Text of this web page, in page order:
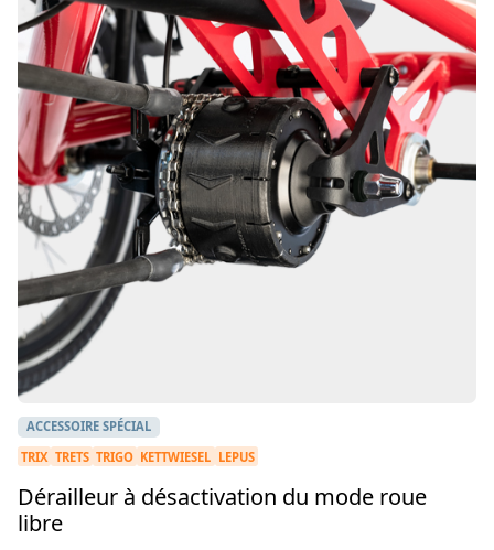
ACCESSOIRE SPÉCIAL
TRIX TRETS TRIGO KETTWIESEL LEPUS
Dérailleur à désactivation du mode roue
libre